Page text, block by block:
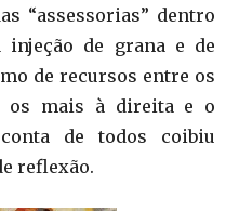
“assessorias” dentro
injeção de grana e de
de recursos entre os
os mais à direita e o
de todos coibiu
reflexão.